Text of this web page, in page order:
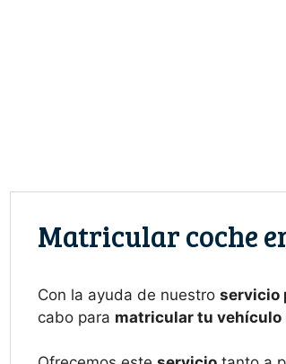
Matricular coche
Con la ayuda de nuestro servicio
cabo para matricular tu vehículo